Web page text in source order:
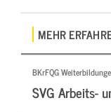
MEHR
BKrFQG
SVG Arbeits-